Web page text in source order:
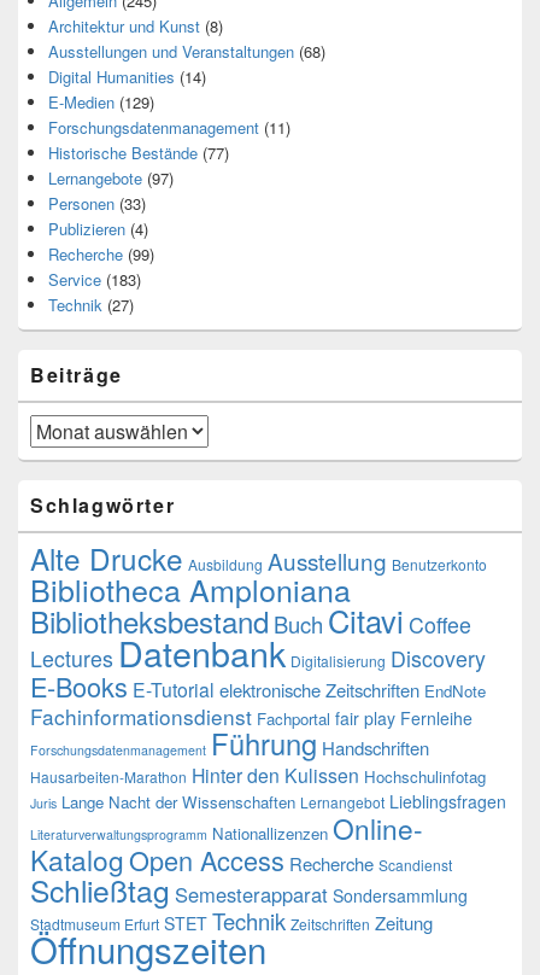
Architektur und Kunst (8)
Ausstellungen und Veranstaltungen (68)
Digital Humanities (14)
E-Medien (129)
Forschungsdatenmanagement (11)
Historische Bestände (77)
Lernangebote (97)
Personen (33)
Publizieren (4)
Recherche (99)
Service (183)
Technik (27)
Beiträge
Beiträge
Schlagwörter
Alte Drucke Ausbildung Ausstellung Benutzerkonto
Bibliotheca Amploniana
Bibliotheksbestand Buch Citavi Coffee
Lectures Datenbank Digitalisierung Discovery
E-Books E-Tutorial elektronische Zeitschriften EndNote
Fachinformationsdienst Fachportal fair play Fernleihe
Forschungsdatenmanagement Führung Handschriften
Hausarbeiten-Marathon Hinter den Kulissen Hochschulinfotag
Juris Lange Nacht der Wissenschaften Lernangebot Lieblingsfragen
Literaturverwaltungsprogramm Nationallizenzen Online-
KatalogOpen Access Recherche Scandienst
Schließtag Semesterapparat Sondersammlung
Stadtmuseum Erfurt STET Technik Zeitschriften Zeitung
Öffnungszeiten